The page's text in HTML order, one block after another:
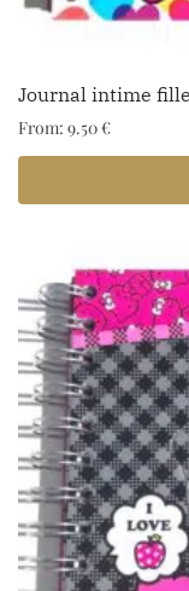
Journal intime
From: 9.50€